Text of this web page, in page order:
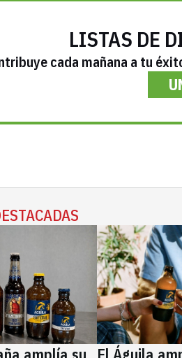
LISTAS DE
cada mañana a tu